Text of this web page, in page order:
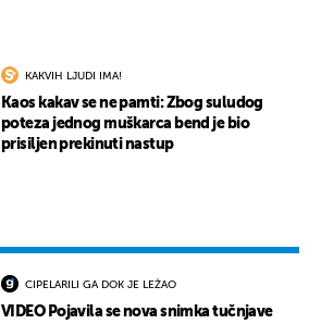
KAKVIH LJUDI IMA!
Kaos kakav se ne pamti: Zbog suludog
poteza jednog muškarca bend je bio
prisiljen prekinuti nastup
CIPELARILI GA DOK JE LEŽAO
VIDEO Pojavila se nova snimka tučnjave